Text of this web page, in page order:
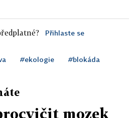
Přihlaste se
#ekologie #blokáda
mozek